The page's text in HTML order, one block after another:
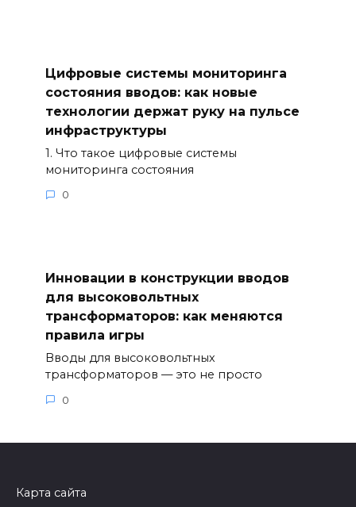
Цифровые системы мониторинга
состояния вводов: как новые
технологии держат руку на пульсе
инфраструктуры
1. Что такое цифровые системы
мониторинга состояния
0
Инновации в конструкции вводов
для высоковольтных
трансформаторов: как меняются
правила игры
Вводы для высоковольтных
трансформаторов — это не просто
0
Карта сайта